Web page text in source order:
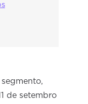
de setembro